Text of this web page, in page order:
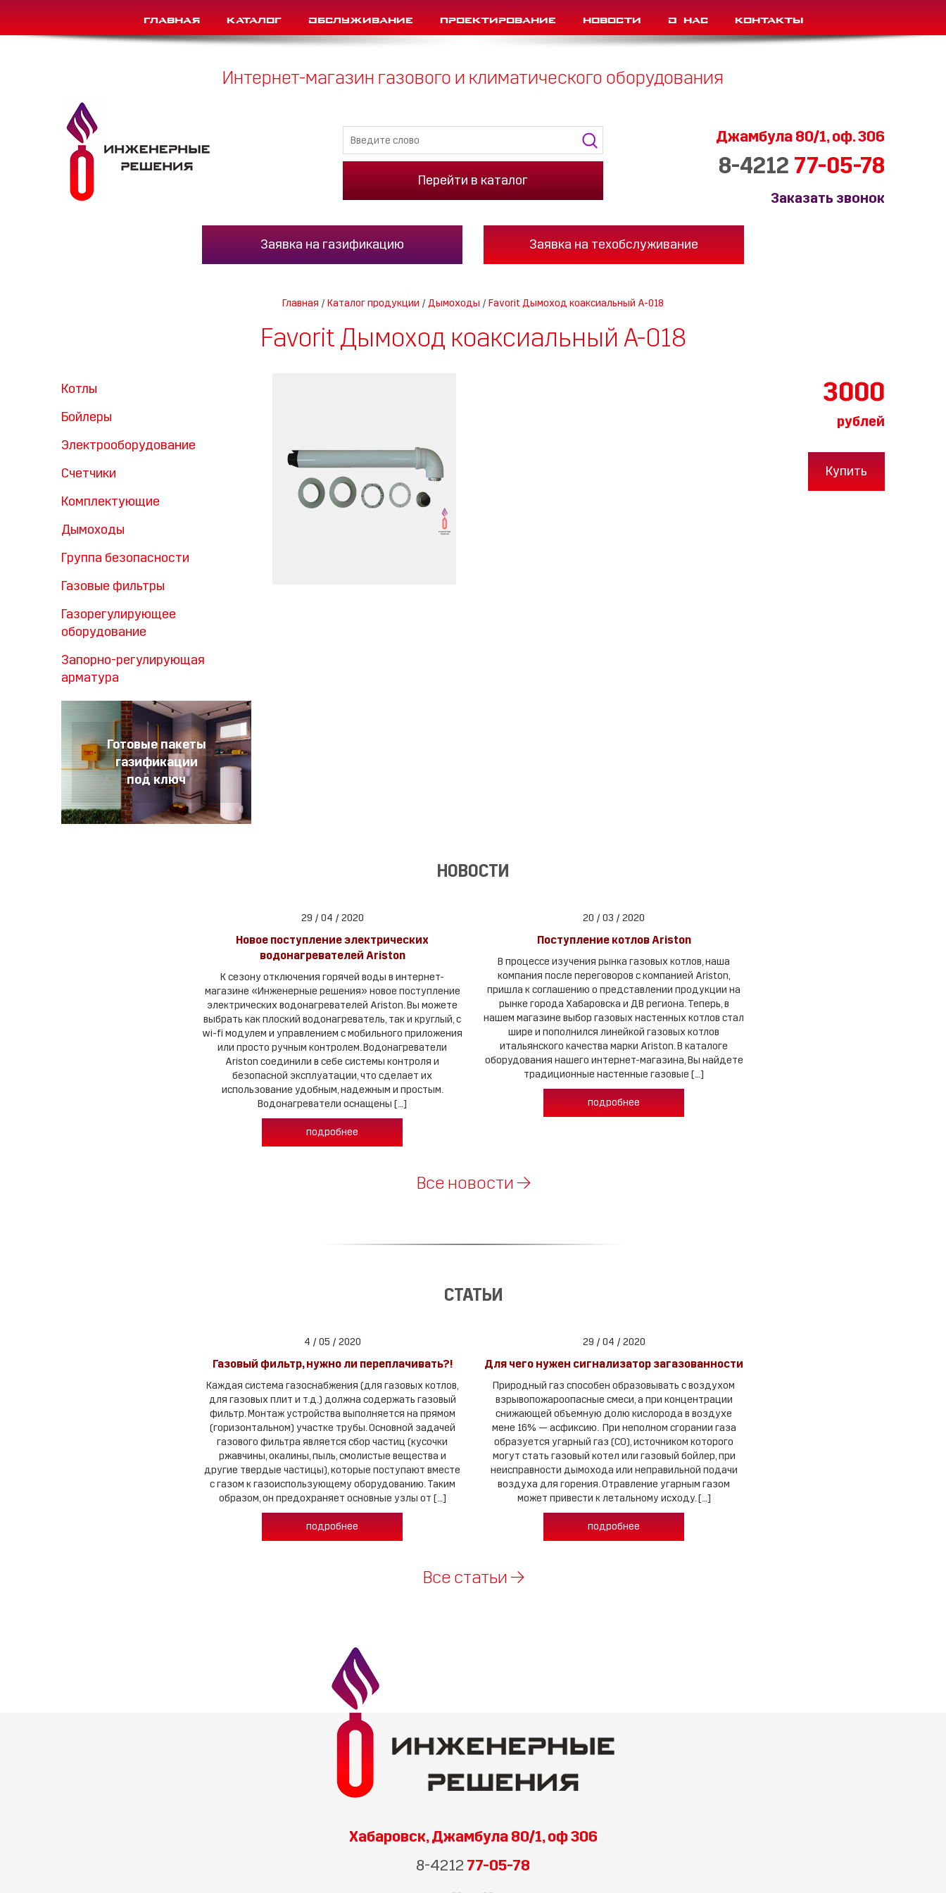
Главная Каталог Обслуживание Проектирование Новости О нас Контакты
Интернет-магазин газового и климатического оборудования
Перейти в каталог
Джамбула 80/1,оф. 306
8-4212 77-05-78
Заказать звонок
Заявка на газификацию Заявка на техобслуживание
Главная / Каталог продукции / Дымоходы / Favorit Дымоход коаксиальный А-018
Favorit Дымоход коаксиальный А-018
Котлы
Бойлеры
Электрооборудование
Счетчики
Комплектующие
Дымоходы
Группа безопасности
Газовые фильтры
Газорегулирующее
оборудование
Запорно-регулирующая
арматура
Готовые пакеты
газификации
под ключ
3000
рублей
Купить
НОВОСТИ
29 / 04 / 2020
Новое поступление электрических
водонагревателей Ariston
К сезону отключения горячей воды в интернет-
магазине «Инженерные решения» новое поступление
электрических водонагревателей Ariston. Вы можете
выбрать как плоский водонагреватель, так и круглый, с
wi-fi модулем и управлением с мобильного приложения
или просто ручным контролем. Водонагреватели
Ariston соединили в себе системы контроля и
безопасной эксплуатации, что сделает их
использование удобным, надежным и простым.
Водонагреватели оснащены […]
подробнее
20 / 03 / 2020
Поступление котлов Ariston
В процессе изучения рынка газовых котлов, наша
компания после переговоров с компанией Ariston,
пришла к соглашению о представлении продукции на
рынке города Хабаровска и ДВ региона. Теперь, в
нашем магазине выбор газовых настенных котлов стал
шире и пополнился линейкой газовых котлов
итальянского качества марки Ariston. В каталоге
оборудования нашего интернет-магазина, Вы найдете
традиционные настенные газовые […]
подробнее
Все новости →
СТАТЬИ
4 / 05 / 2020
Газовый фильтр, нужно ли переплачивать?!
Каждая система газоснабжения (для газовых котлов,
для газовых плит и т.д.) должна содержать газовый
фильтр. Монтаж устройства выполняется на прямом
(горизонтальном) участке трубы. Основной задачей
газового фильтра является сбор частиц (кусочки
ржавчины, окалины, пыль, смолистые вещества и
другие твердые частицы), которые поступают вместе
с газом к газоиспользующему оборудованию. Таким
образом, он предохраняет основные узлы от […]
подробнее
29 / 04 / 2020
Для чего нужен сигнализатор загазованности
Природный газ способен образовывать с воздухом
взрывопожароопасные смеси, а при концентрации
снижающей объемную долю кислорода в воздухе
мене 16% — асфиксию. При неполном сгорании газа
образуется угарный газ (CO), источником которого
могут стать газовый котел или газовый бойлер, при
неисправности дымохода или неправильной подачи
воздуха для горения. Отравление угарным газом
может привести к летальному исходу. […]
подробнее
Все статьи →
Хабаровск, Джамбула 80/1, оф 306
8-4212 77-05-78